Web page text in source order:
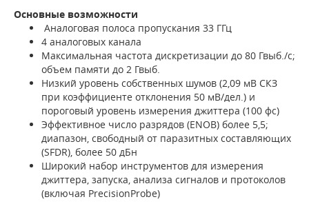
Основные возможности
Аналоговая полоса пропускания 33 ГГц
4 аналоговых канала
Максимальная частота дискретизации до 80 Гвыб./с;
объем памяти до 2 Гвыб.
Низкий уровень собственных шумов (2,09 мВ СКЗ
при коэффициенте отклонения 50 мВ/дел.) и
пороговый уровень измерения джиттера (100 фс)
Эффективное число разрядов (ENOB) более 5,5;
диапазон, свободный от паразитных составляющих
(SFDR), более 50 дБн
Широкий набор инструментов для измерения
джиттера, запуска, анализа сигналов и протоколов
(включая PrecisionProbe)